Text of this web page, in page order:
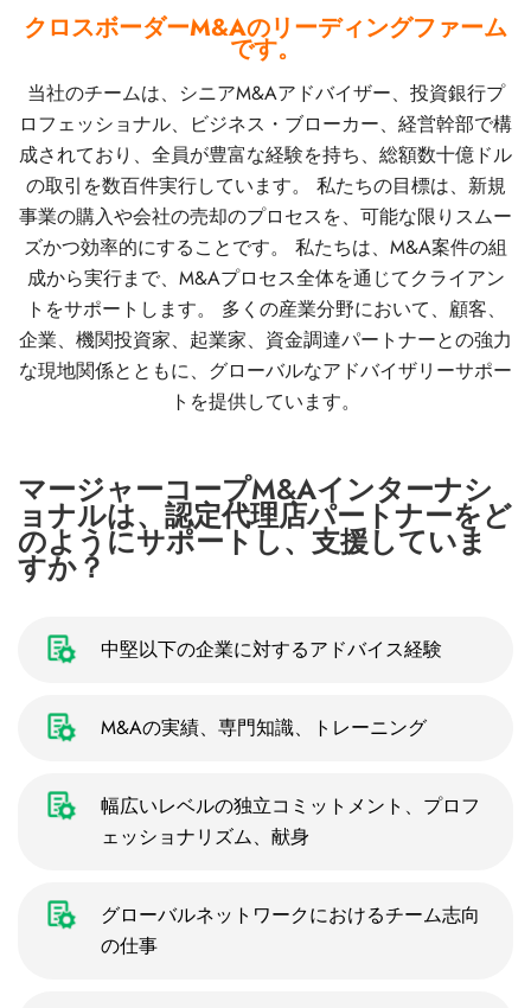
クロスボーダーM&Aのリーディングファーム
です。
当社のチームは、シニアM&Aアドバイザー、投資銀行プ
ロフェッショナル、ビジネス・ブローカー、経営幹部で構
成されており、全員が豊富な経験を持ち、総額数十億ドル
の取引を数百件実行しています。 私たちの目標は、新規
事業の購入や会社の売却のプロセスを、可能な限りスムー
ズかつ効率的にすることです。 私たちは、M&A案件の組
成から実行まで、M&Aプロセス全体を通じてクライアン
トをサポートします。 多くの産業分野において、顧客、
企業、機関投資家、起業家、資金調達パートナーとの強力
な現地関係とともに、グローバルなアドバイザリーサポー
トを提供しています。
マージャーコープM&Aインターナシ
ョナルは、認定代理店パートナーをど
のようにサポートし、支援していま
すか？
中堅以下の企業に対するアドバイス経験
M&Aの実績、専門知識、トレーニング
幅広いレベルの独立コミットメント、プロフ
ェッショナリズム、献身
グローバルネットワークにおけるチーム志向
の仕事